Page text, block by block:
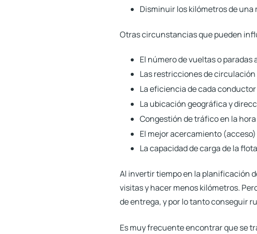
Disminuir los kilómetros de
Otras circunstancias que pueden
El número de vueltas o paradas
Las restricciones de
La eficiencia de cada
La ubicación geográfica y
Congestión de tráfico en la
El mejor acercamiento
La capacidad de carga de la
Al invertir tiempo en la planificación
visitas y hacer menos kilómetros.
de entrega, y por lo tanto conseguir
Es muy frecuente encontrar que se